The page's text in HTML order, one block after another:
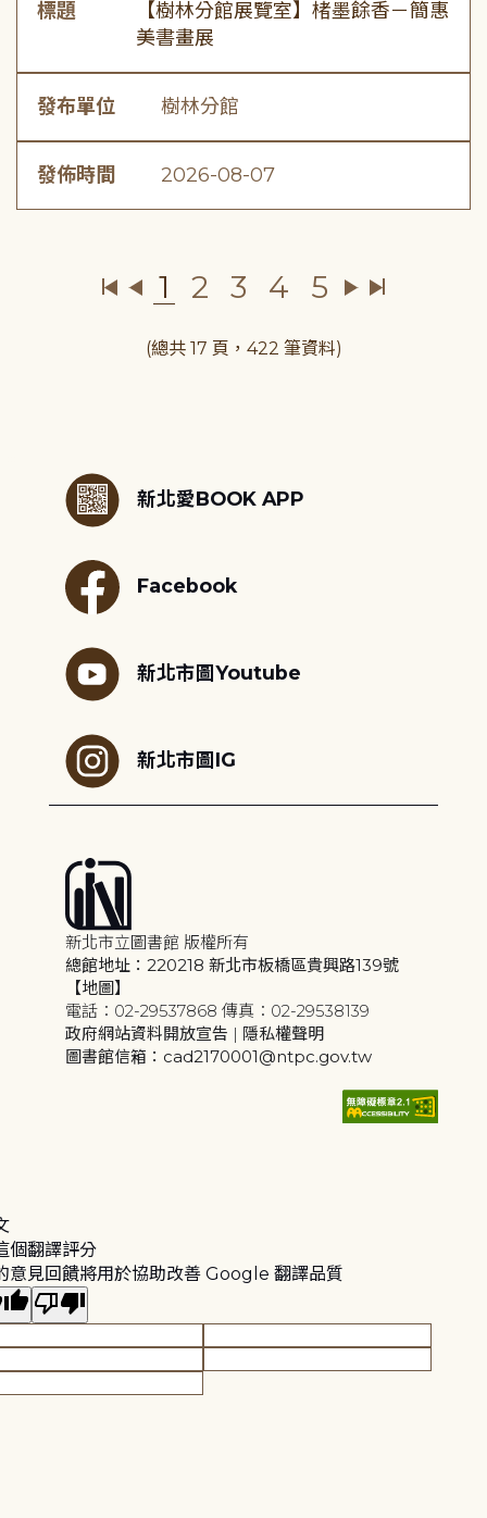
標題
【樹林分館展覽室】楮墨餘香－簡惠
美書畫展
發布單位 樹林分館
發佈時間 2026-08-07
1 2 3 4 5
(總共 17 頁，422 筆資料)
新北愛BOOK APP
Facebook
新北市圖Youtube
新北市圖IG
新北市立圖書館 版權所有
總館地址：220218 新北市板橋區貴興路139號
【地圖】
電話：02-29537868 傳真：02-29538139
政府網站資料開放宣告 | 隱私權聲明
圖書館信箱：cad2170001@ntpc.gov.tw
個翻譯評分
意見回饋將用於協助改善 Google 翻譯品質